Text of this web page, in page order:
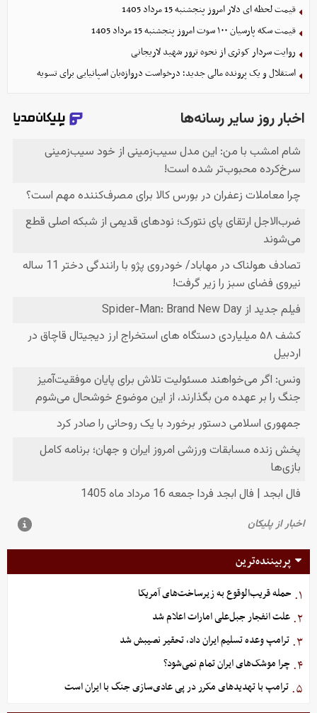
قیمت لحظه ای دلار امروز پنجشنبه 15 مرداد 1405
قیمت سکه پارسیان ۱۰۰ سوت امروز پنجشنبه 15 مرداد 1405
روایت سردار کوثری از نحوه ترور شهید لاریجانی
استقلال و یک پرونده مالی جدید؛ درخواست دروازه‌بان اسپانیایی برای تسویه
پربیننده‌ترین
۱. حمله قریب‌الوقوع به زیرساخت‌های آمریکا
۲. علت انفجار جبل‌علی امارات اعلام شد
۳. ترامپ وعده تسلیم ایران داد، تحقیر نصیبش شد
۴. چرا موشک‌های ایران تمام نمی‌شود؟
۵. ترامپ با تهدیدهای مکرر در پی عادی‌سازی جنگ با ایران است